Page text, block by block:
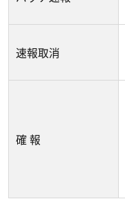
速報取消
確 報